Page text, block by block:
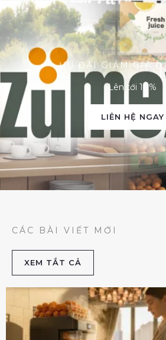
ƯU ĐÃI GIẢM GIÁ
Lên tới 10%
LIÊN HỆ NGAY
CÁC BÀI VIẾT MỚI
XEM TẮT CẢ